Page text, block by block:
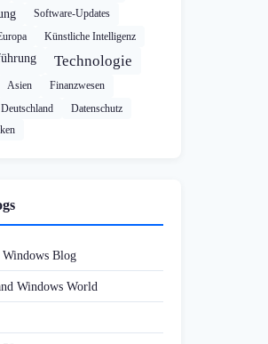
Software-Updates
Künstliche Intelligenz
Technologie
Asien
Finanzwesen
Deutschland
Datenschutz
Blog
Windows World